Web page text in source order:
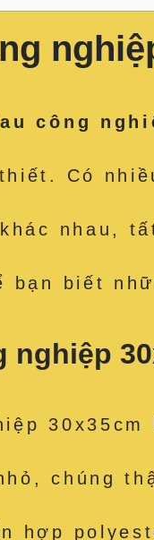
công
Có
nhau,
bạn biết
nghiệp
chúng
hợp